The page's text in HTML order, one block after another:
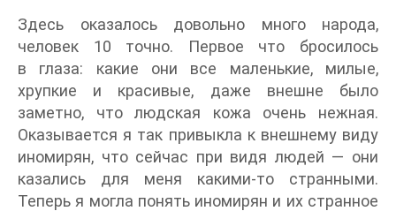
Здесь оказалось довольно много народа,
человек 10 точно. Первое что бросилось
в глаза: какие они все маленькие, милые,
хрупкие и красивые, даже внешне было
заметно, что людская кожа очень нежная.
Оказывается я так привыкла к внешнему виду
иномирян, что сейчас при видя людей — они
казались для меня какими-то странными.
Теперь я могла понять иномирян и их странное